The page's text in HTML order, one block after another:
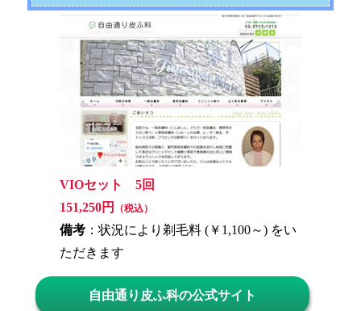
VIOセット 5回
151,250円
（税込）
備考 ：状況により剃毛料 (￥1,100～) をい
ただきます
自由通り皮ふ科の公式サイト